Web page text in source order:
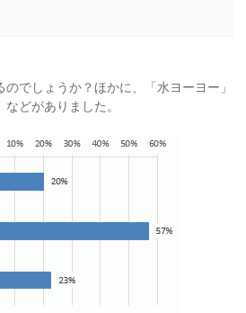
でしょうか？ほかに、「水ヨーヨー」
どがありました。